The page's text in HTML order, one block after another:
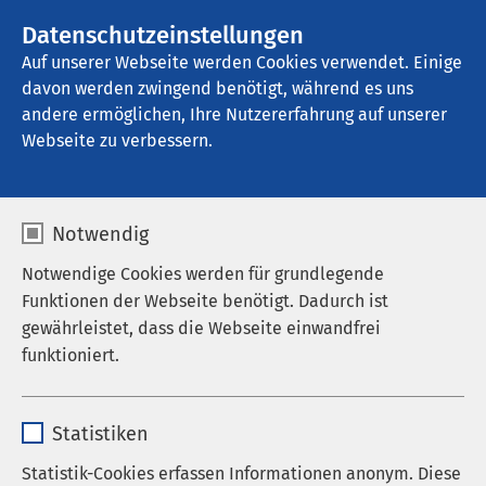
Datenschutzeinstellungen
Auf unserer Webseite werden Cookies verwendet. Einige
davon werden zwingend benötigt, während es uns
andere ermöglichen, Ihre Nutzererfahrung auf unserer
Webseite zu verbessern.
Notwendig
Notwendige Cookies werden für grundlegende
Funktionen der Webseite benötigt. Dadurch ist
gewährleistet, dass die Webseite einwandfrei
funktioniert.
Anbieter sgalinski
Statistiken
Statistik-Cookies erfassen Informationen anonym. Diese
AMEOS Poliklinika Torgelow